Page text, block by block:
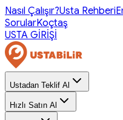
Nasıl Çalışır?Usta Rehberi
SorularKoçtaş
USTA GİRİŞİ
Ustadan Teklif Al
Hızlı Satın Al